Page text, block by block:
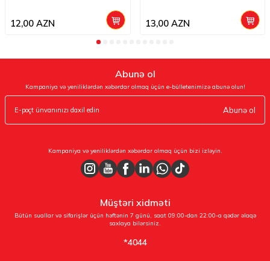
12,00 AZN 13,00AZN
Abunə ol
Kampaniya və yeniliklərdən xəbərdar olmaq üçün e-bülletenimizə abunə olun!
Abunə ol
Kampaniya və yeniliklərdən xəbərdar olmaq üçün bizi izləyin.
Müştəri xidməti
Bütün suallar və sifarişlər üçün həftənin 7 günü, saat 09:00-dan 22:00-a qədər əlaqə
saxlaya bilərsiniz.
*4044